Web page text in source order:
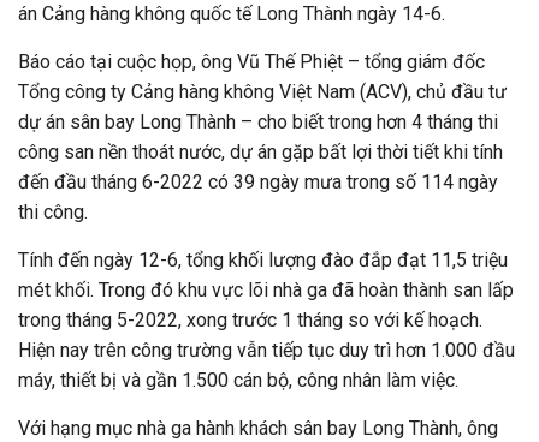
án Cảng hàng không quốc tế Long Thành ngày 14-6.
Báo cáo tại cuộc họp, ông Vũ Thế Phiệt – tổng giám đốc
Tổng công ty Cảng hàng không Việt Nam (ACV), chủ đầu tư
dự án sân bay Long Thành – cho biết trong hơn 4 tháng thi
công san nền thoát nước, dự án gặp bất lợi thời tiết khi tính
đến đầu tháng 6-2022 có 39 ngày mưa trong số 114 ngày
thi công.
Tính đến ngày 12-6, tổng khối lượng đào đắp đạt 11,5 triệu
mét khối. Trong đó khu vực lõi nhà ga đã hoàn thành san lấp
trong tháng 5-2022, xong trước 1 tháng so với kế hoạch.
Hiện nay trên công trường vẫn tiếp tục duy trì hơn 1.000 đầu
máy, thiết bị và gần 1.500 cán bộ, công nhân làm việc.
Với hạng mục nhà ga hành khách sân bay Long Thành, ông